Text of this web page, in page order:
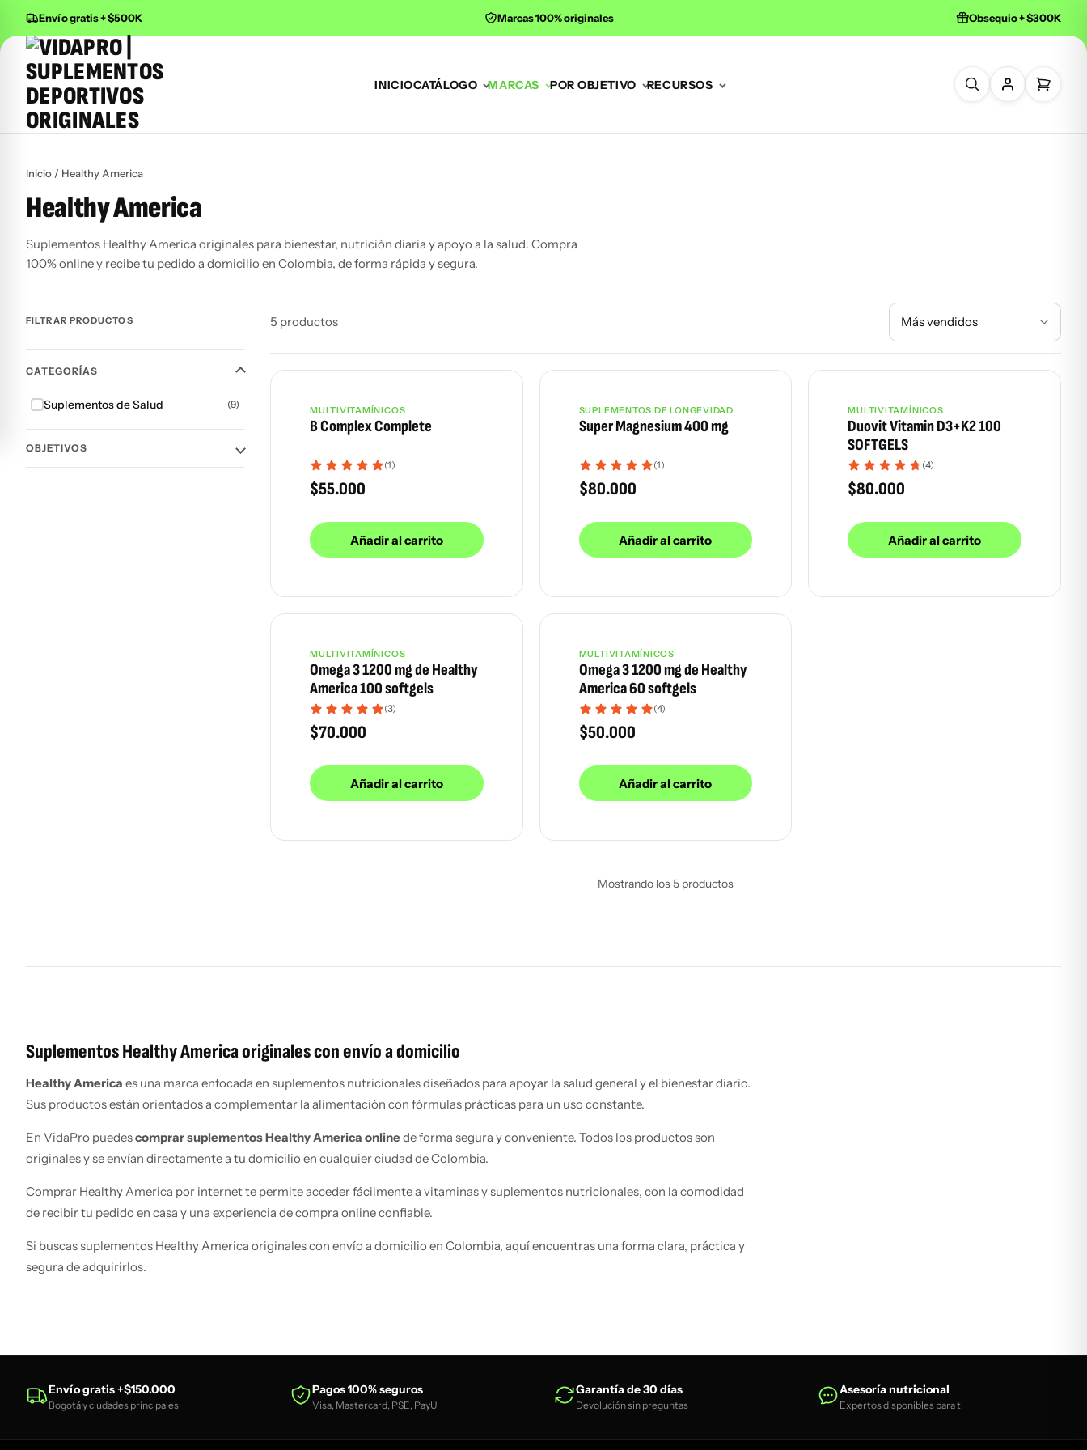
Envío gratis + $500K Marcas 100% originales Obsequio + $300K
INICIOCATÁLOGO MARCAS POR OBJETIVO RECURSOS
Inicio / Healthy America
Healthy America
Suplementos Healthy America originales para bienestar, nutrición diaria y apoyo a la salud. Compra
100% online y recibe tu pedido a domicilio en Colombia, de forma rápida y segura.
FILTRAR PRODUCTOS
CATEGORÍAS
Suplementos de Salud (9)
OBJETIVOS
5 productos
MULTIVITAMÍNICOS
B Complex Complete
(1)
$55.000
Añadir al carrito
SUPLEMENTOS DE LONGEVIDAD
Super Magnesium 400 mg
(1)
$80.000
Añadir al carrito
MULTIVITAMÍNICOS
Duovit Vitamin D3+K2 100
SOFTGELS
(4)
$80.000
Añadir al carrito
MULTIVITAMÍNICOS
Omega 3 1200 mg de Healthy
America 100 softgels
(3)
$70.000
Añadir al carrito
MULTIVITAMÍNICOS
Omega 3 1200 mg de Healthy
America 60 softgels
(4)
$50.000
Añadir al carrito
Mostrando los 5 productos
Suplementos Healthy America originales con envío a domicilio
Healthy America es una marca enfocada en suplementos nutricionales diseñados para apoyar la salud general y el bienestar diario.
Sus productos están orientados a complementar la alimentación con fórmulas prácticas para un uso constante.
En VidaPro puedescomprar suplementos Healthy America onlinede forma segura y conveniente. Todos los productos son
originales y se envían directamente a tu domicilio en cualquier ciudad de Colombia.
Comprar Healthy America por internet te permite acceder fácilmente a vitaminas y suplementos nutricionales, con la comodidad
de recibir tu pedido en casa y una experiencia de compra online confiable.
Si buscas suplementos Healthy America originales con envío a domicilio en Colombia, aquí encuentras una forma clara, práctica y
segura de adquirirlos.
Envío gratis +$150.000
Bogotá y ciudades principales
Pagos 100% seguros
Visa, Mastercard, PSE, PayU
Garantía de 30 días
Devolución sin preguntas
Asesoría nutricional
Expertos disponibles para ti